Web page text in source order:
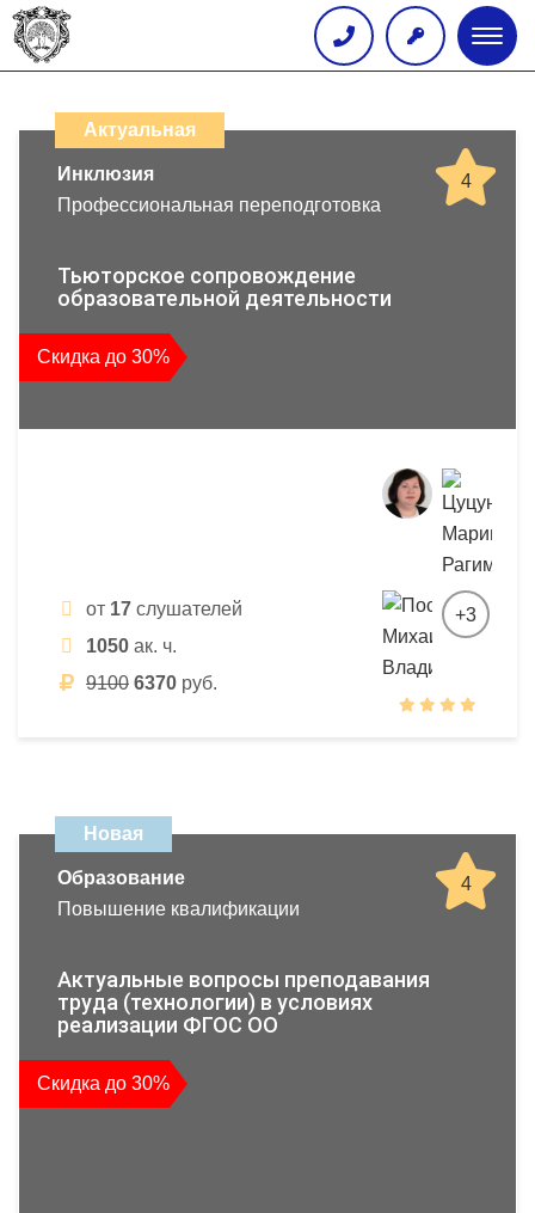
меню
дистанционных
образовательных
повышения
квалификации
и
профессиональной
Актуальная
4
Инклюзия
Профессиональная переподготовка
Тьюторское сопровождение
образовательной деятельности
Скидка до 30%
от 17 слушателей
1050 ак. ч.
9100 6370 руб.
+3
Новая
4
Образование
Повышение квалификации
Актуальные вопросы преподавания
труда (технологии) в условиях
реализации ФГОС ОО
Скидка до 30%